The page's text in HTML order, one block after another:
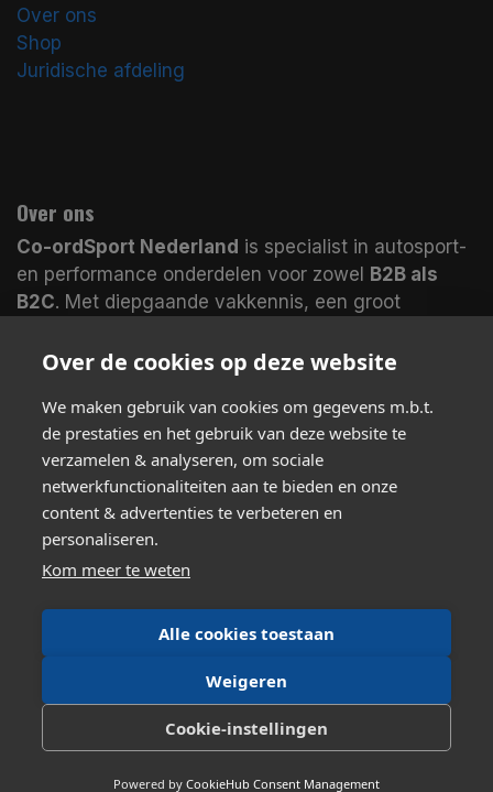
Over de cookies op deze website
We maken gebruik van cookies om gegevens m.b.t.
de prestaties en het gebruik van deze website te
verzamelen & analyseren, om sociale
netwerkfunctionaliteiten aan te bieden en onze
content & advertenties te verbeteren en
personaliseren.
Kom meer te weten
Alle cookies toestaan
Weigeren
Cookie-instellingen
Powered by CookieHub Consent Management
Over ons
Shop
Juridische afdeling
Over ons
Co-ordSport Nederland is specialist in autosport-
en performance onderdelen voor zowel
B2B als
B2C. Met diepgaande vakkennis, een groot
VKleveren wij veel productendirect uit voorraad
Volg ons
Neem contact met ons op
support@coordsport.nl
+31(0)475-772719
Copyright © Co-ordSport B.V.
English (US) | Français (BE)